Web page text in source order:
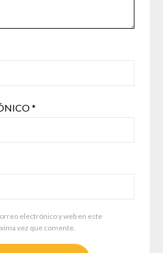
*
electrónico y web en este
vez que comente.